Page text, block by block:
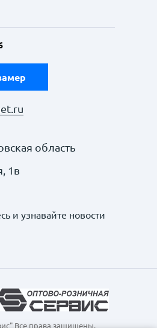
область
1в
и узнавайте новости
Все права защищены.